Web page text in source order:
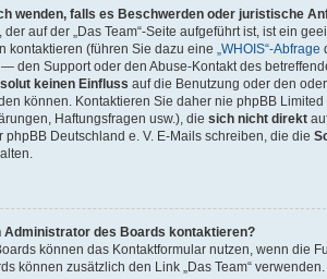
wenden, falls es Beschwerden oder juristische
der auf der „Das Team“-Seite aufgeführt ist, ist ein
kontaktieren (führen Sie dazu eine „WHOIS“-Abfrage
den Support oder den Abuse-Kontakt des
keinen Einfluss auf die Benutzung oder den
können. Kontaktieren Sie daher nie phpBB
Haftungsfragen usw.), die sich nicht direkt
phpBB Deutschland e. V. E-Mails schreiben, die die
Administrator des Boards kontaktieren?
können das Kontaktformular nutzen, wenn die
können zusätzlich den Link „Das Team“ verwenden.